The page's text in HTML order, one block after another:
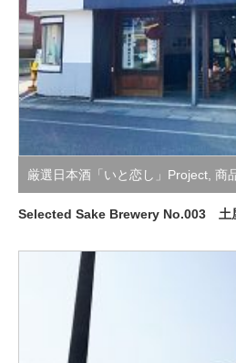
厳選日本酒「いと恋し」Project 商
支援活動
Selected Sake Brewery No.003 土